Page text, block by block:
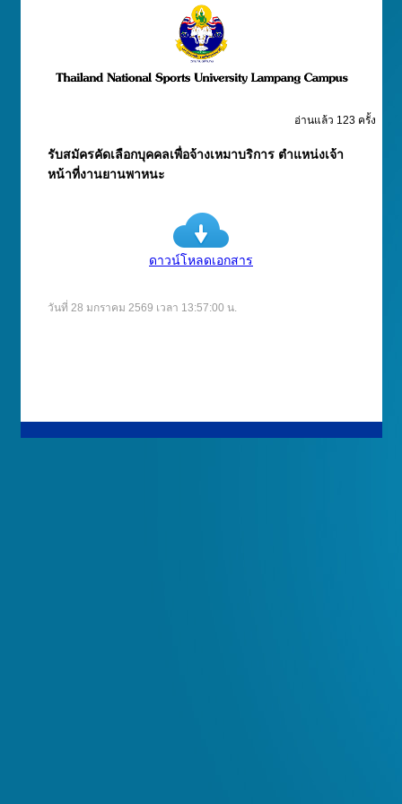
อ่านแล้ว 123 ครั้ง
รับสมัครคัดเลือกบุคคลเพื่อจ้างเหมาบริการ ตำแหน่งเจ้า
หน้าที่งานยานพาหนะ
ดาวน์โหลดเอกสาร
วันที่ 28 มกราคม 2569 เวลา 13:57:00 น.